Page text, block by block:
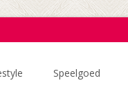
Speelgoed